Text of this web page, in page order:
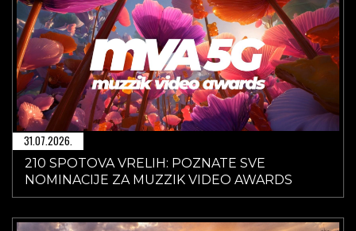
31.07.2026.
210 SPOTOVA VRELIH: POZNATE SVE
NOMINACIJE ZA MUZZIK VIDEO AWARDS